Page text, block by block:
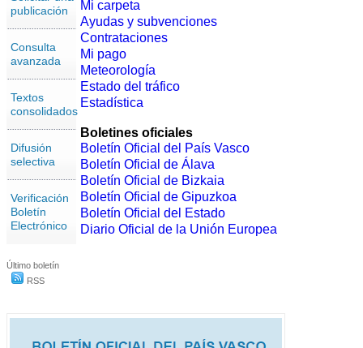
publicación
Consulta
avanzada
Textos
consolidados
Difusión
selectiva
Verificación
Boletín
Electrónico
Último boletín
RSS
Mi carpeta
Ayudas y subvenciones
Contrataciones
Mi pago
Meteorología
Estado del tráfico
Estadística
Boletines oficiales
Boletín Oficial del País Vasco
Boletín Oficial de Álava
Boletín Oficial de Bizkaia
Boletín Oficial de Gipuzkoa
Boletín Oficial del Estado
Diario Oficial de la Unión Europea